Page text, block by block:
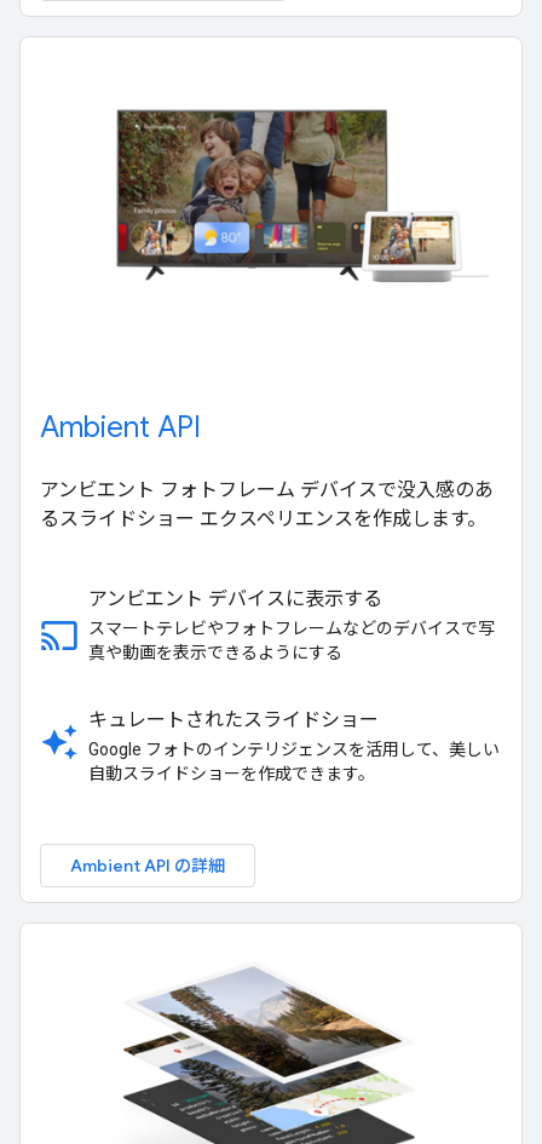
Ambient API
アンビエント フォトフレーム デバイスで没入感のあ
るスライドショー エクスペリエンスを作成します。
cast
アンビエント デバイスに表示する
スマートテレビやフォトフレームなどのデバイスで写
真や動画を表示できるようにする
auto_awesome
キュレートされたスライドショー
Google フォトのインテリジェンスを活用して、美しい
自動スライドショーを作成できます。
Ambient API の詳細